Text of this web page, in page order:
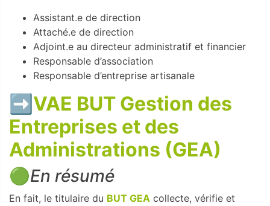
Assistant.e de direction
Attaché.e de direction
Adjoint.e au directeur administratif et financier
Responsable d’association
Responsable d’entreprise artisanale
➡️ VAE BUT Gestion des
Entreprises et des
Administrations (GEA)
🟢En résumé
En fait, le titulaire du BUT GEA collecte, vérifie et